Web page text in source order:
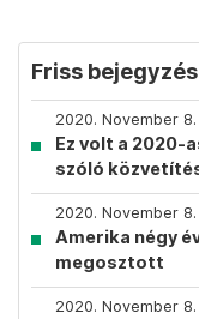
Friss
2020. November 8.
Ez volt a 2020-
szóló
2020. November 8.
Amerika négy
megosztott
2020. November